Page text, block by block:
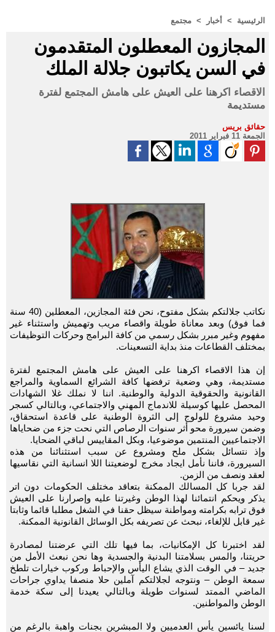
الرئيسية > أخبار > مجتمع
المجازون المعطلون المتقدمون
في السن يكاتبون جلالة الملك
الاقصاء اكرهنا على العيش على هامش المجتمع لفترة
مستديمة
حقائق بريس
الجمعة 11 فبراير 2011
نكاتب جلالتكم بشكل مفتوح، نحن فئة المجازين، المعطلين (40 سنة
فما فوق) وبعد معاناة طويلة واقصاء مريب وتهميش واستثناء غير
مفهوم وغير مبرر بشكل رسمي من كافة البرامج وحركات التوظيفات
بمختلف القطاعات منذ بداية التسعينات.
إن هذا الاقصاء اكرهنا على العيش على هامش المجتمع لفترة
مستديمة، وهي وضعية ترفضها كافة الشرائع السماوية والمراجع
القانونية والحقوقية الدولية والوطنية. اننا لا نملك غلا الشهادات
المحصل عليها كوسيلة للاندماج المهني والاجتماعي، وبالتالي كسجر
وحيد مشروع للولوج إلى الثروة الوطنية على قاعدة استحقاق،
وضمن سيرورة محو أثر سنوات الرصاص التي نحت جزء من ضحاياها
الاجتماعيين المنتمين موضوعيا، وبكل المقاييس لباقي الضحايا.
وإذ نتسائل بشكل ملح ومشروع عن سبب استثنائنا من هذه
السيرورة، فاننا نأمل ايجاد مخرج لوضعيتنا اللا انسانية التي نقاسيها
لعقد ونصف من الزمن.
لقد جربا كل المسالك الممكنة بتعاقد مختلف الحكومات دون اتر
يذكر ويحكم انتمائنا لهذا الوطن وغيرتنا عليه وإصرارنا على العيش
فوق ترابه بكرامته ومواطنة سيظل حقنا في الشغل مطلبا قائما وثابتا
غير قابل للإلغاء، نبحث عن تصريفه بكل الوسائل القانونية الممكنة.
لقد اختبرنا كل الإمكانيات، بما فيها تلك التي عرضتنا لمصادرة
حريتنا، والمس بسلامتنا البدنية والجسدية وها نحن نبعث الأمل من
جديد – في الوقت الذي يشاع اليأس والإحباط وركوب خيارات تلطخ
سمعة الوطن – ونتوجه لجلالتكم آملين حلا منصفا يداوي جراحات
الماضي الممتد لسنوات طويلة وبالتالي يعيدنا إلى سكة خدمة
الوطن والمواطنين.
لسنا يائسين يأس العدميين ولا المبشرين بجنات واهبة بالرغم من